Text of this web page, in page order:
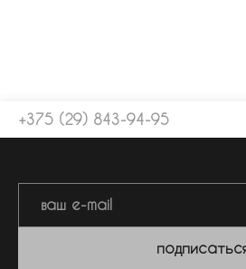
+375 (29) 843-94-95